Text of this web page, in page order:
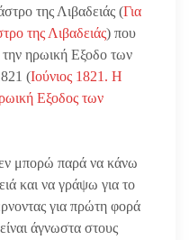
της Λιβαδειάς (Για
της Λιβαδειάς) που
ηρωική Εξοδο των
(Ιούνιος 1821. Η
Εξοδος των
μπορώ παρά να κάνω
και να γράψω για το
για πρώτη φορά
άγνωστα στους